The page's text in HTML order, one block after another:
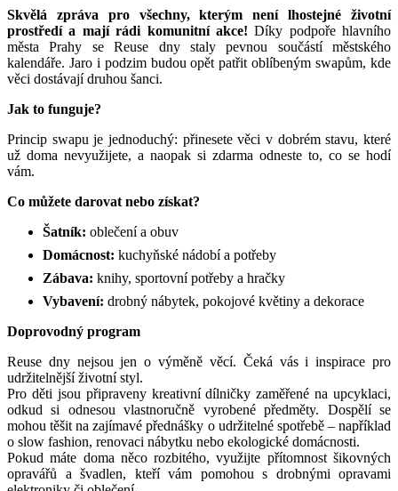
Skvělá zpráva pro všechny, kterým není lhostejné životní
prostředí a mají rádi komunitní akce! Díky podpoře hlavního
města Prahy se Reuse dny staly pevnou součástí městského
kalendáře. Jaro i podzim budou opět patřit oblíbeným swapům, kde
věci dostávají druhou šanci.
Jak to funguje?
Princip swapu je jednoduchý: přinesete věci v dobrém stavu, které
už doma nevyužijete, a naopak si zdarma odneste to, co se hodí
vám.
Co můžete darovat nebo získat?
Šatník: oblečení a obuv
Domácnost: kuchyňské nádobí a potřeby
Zábava: knihy, sportovní potřeby a hračky
Vybavení: drobný nábytek, pokojové květiny a dekorace
Doprovodný program
Reuse dny nejsou jen o výměně věcí. Čeká vás i inspirace pro
udržitelnější životní styl.
Pro děti jsou připraveny kreativní dílničky zaměřené na upcyklaci,
odkud si odnesou vlastnoručně vyrobené předměty. Dospělí se
mohou těšit na zajímavé přednášky o udržitelné spotřebě – například
o slow fashion, renovaci nábytku nebo ekologické domácnosti.
Pokud máte doma něco rozbitého, využijte přítomnost šikovných
opravářů a švadlen, kteří vám pomohou s drobnými opravami